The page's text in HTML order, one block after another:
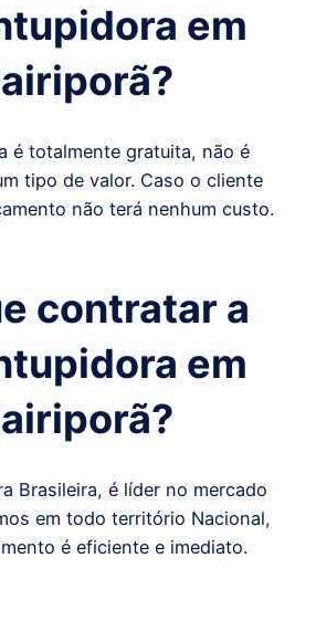
em
?
é totalmente gratuita, não é
tipo de valor. Caso o cliente
não terá nenhum custo.
contratar a
em
?
Brasileira, é líder no mercado
em todo território Nacional,
é eficiente e imediato.